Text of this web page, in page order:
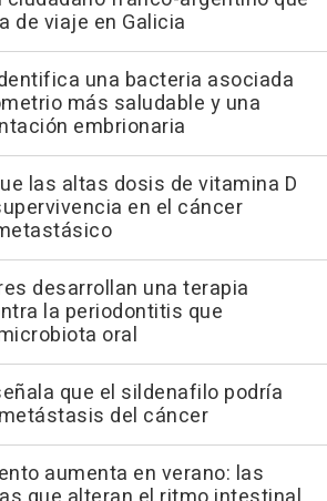
de viaje en Galicia
una bacteria asociada
más saludable y una
embrionaria
las altas dosis de vitamina D
en el cáncer
desarrollan una terapia
la periodontitis que
oral
que el sildenafilo podría
del cáncer
aumenta en verano: las